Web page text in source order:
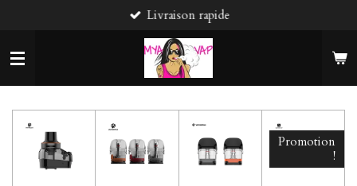
contenu
principal
Livraison rapide
Promotion
!